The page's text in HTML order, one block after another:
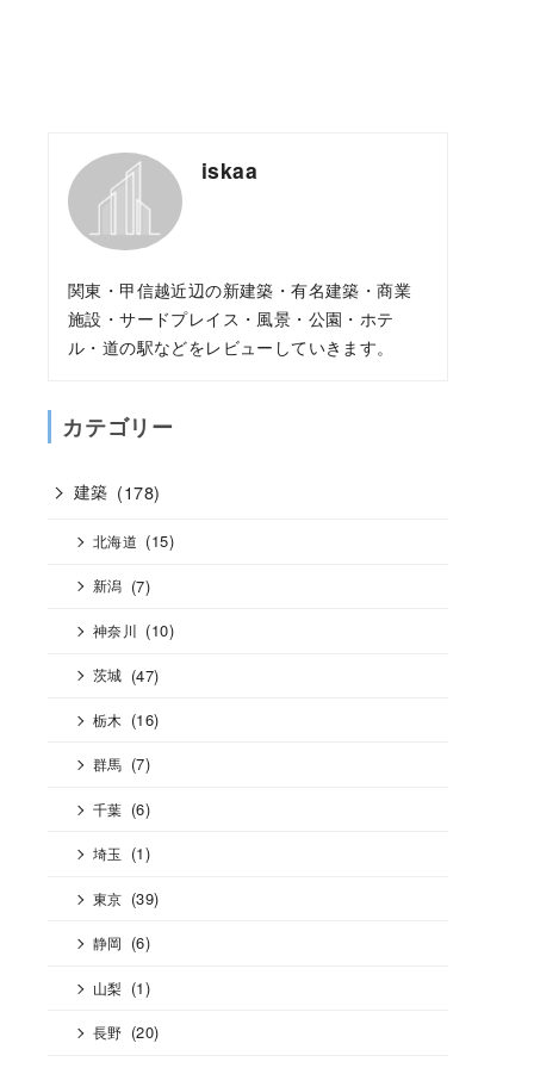
iskaa
関東・甲信越近辺の新建築・有名建築・商業
施設・サードプレイス・風景・公園・ホテ
ル・道の駅などをレビューしていきます。
カテゴリー
建築 (178)
北海道 (15)
新潟 (7)
神奈川 (10)
茨城 (47)
栃木 (16)
群馬 (7)
千葉 (6)
埼玉 (1)
東京 (39)
静岡 (6)
山梨 (1)
長野 (20)